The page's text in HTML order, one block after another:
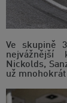
Ve skupině
nejvážnější
Nickolds,
už